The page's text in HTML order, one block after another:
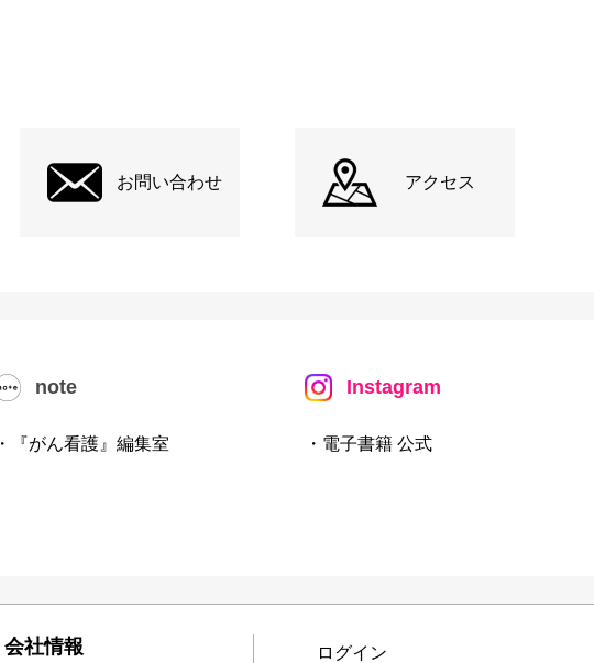
お問い合わせ アクセス
note
・『がん看護』編集室
Instagram
・電子書籍 公式
会社情報
ログイン